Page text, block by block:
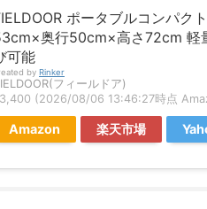
ポータブルコンパク
奥行50cm×高さ72cm 軽
可能
by Rinker
フィールドア)
(2026/08/06 13:46:27時点
Amazon 楽天市場